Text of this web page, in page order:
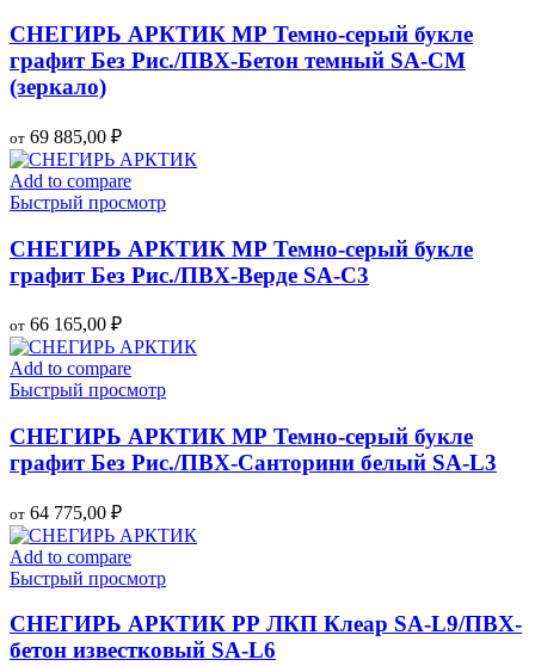
СНЕГИРЬ АРКТИК МР Темно-серый букле
графит Без Рис./ПВХ-Бетон темный SA-CM
(зеркало)
от 69 885,00 ₽
Add to compare
Быстрый просмотр
СНЕГИРЬ АРКТИК МР Темно-серый букле
графит Без Рис./ПВХ-Верде SA-C3
от 66 165,00 ₽
Add to compare
Быстрый просмотр
СНЕГИРЬ АРКТИК МР Темно-серый букле
графит Без Рис./ПВХ-Санторини белый SA-L3
от 64 775,00 ₽
Add to compare
Быстрый просмотр
СНЕГИРЬ АРКТИК РР ЛКП Клеар SA-L9/ПВХ-
бетон известковый SA-L6